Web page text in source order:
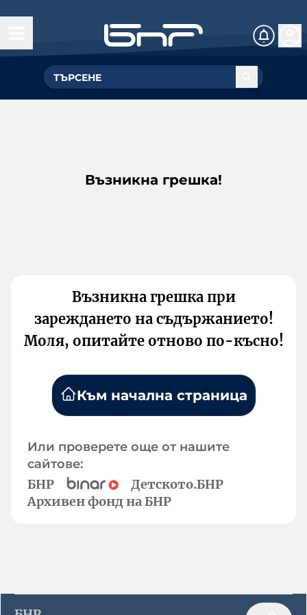
Възникна грешка!
Възникна грешка при
зареждането на съдържанието!
Моля, опитайте отново по-късно!
Към начална страница
Или проверете още от нашите
сайтове:
БНР
Детското.БНР
Архивен фонд на БНР